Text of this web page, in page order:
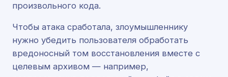
произвольного кода.
Чтобы атака сработала, злоумышленнику
нужно убедить пользователя обработать
вредоносный том восстановления вместе с
целевым архивом — например,